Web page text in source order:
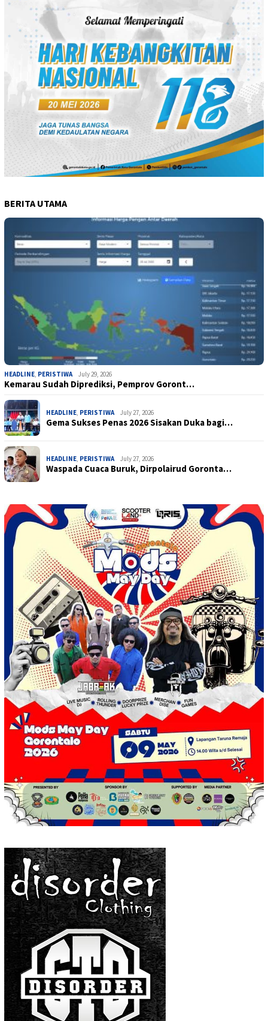
BERITA UTAMA
HEADLINE PERISTIWA July 29, 2026
Kemarau Sudah Diprediksi, Pemprov Goront…
HEADLINE PERISTIWA July 27, 2026
Gema Sukses Penas 2026 Sisakan Duka bagi…
HEADLINE PERISTIWA July 27, 2026
Waspada Cuaca Buruk, Dirpolairud Goronta…